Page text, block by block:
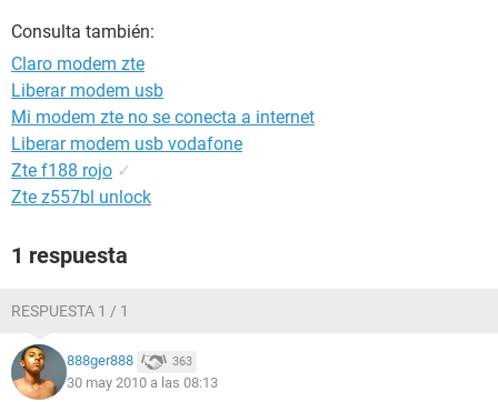
Consulta también:
Claro modem zte
Liberar modem usb
Mi modem zte no se conecta a internet
Liberar modem usb vodafone
Zte f188 rojo ✓
Zte z557bl unlock
1 respuesta
RESPUESTA 1 / 1
888ger888 363
30 may 2010 a las 08:13